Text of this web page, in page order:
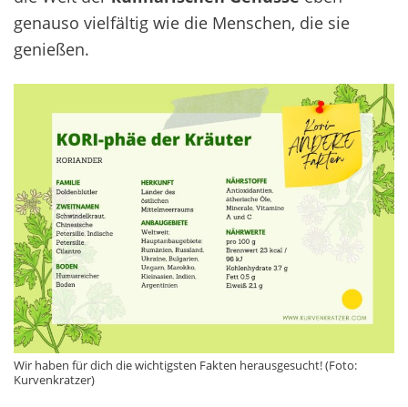
genauso vielfältig wie die Menschen, die sie
genießen.
Wir haben für dich die wichtigsten Fakten herausgesucht! (Foto:
Kurvenkratzer)